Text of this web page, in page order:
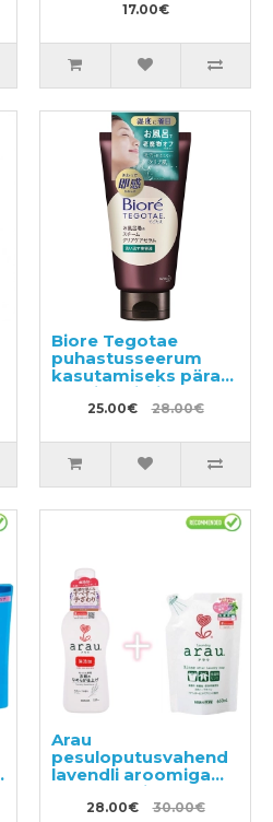
17.00€
Biore Tegotae
puhastusseerum
kasutamiseks pärast
vannis käimist 150g
25.00€ 28.00€
Arau
pesuloputusvahend
lavendli aroomiga
720ml + täitepakend
650ml28.00€ 30.00€